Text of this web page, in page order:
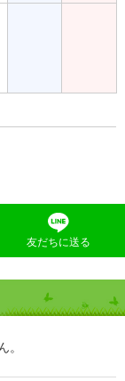
友だちに送る